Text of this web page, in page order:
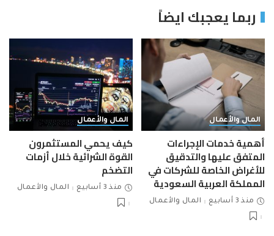
ربما يعجبك ايضاً
المال والأعمال
أهمية خدمات الإجراءات
المتفق عليها والتدقيق
للأغراض الخاصة للشركات في
المملكة العربية السعودية
منذ 3 أسابيع المال والأعمال
المال والأعمال
كيف يحمي المستثمرون
القوة الشرائية خلال أزمات
التضخم
منذ 3 أسابيع المال والأعمال